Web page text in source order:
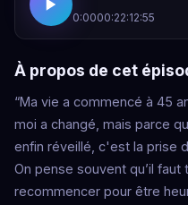
0:0000:22:12:55
À propos de cet
“Ma vie a commencé à 45
moi a changé, mais parce
enfin réveillé, c'est la prise
On pense souvent qu’il
recommencer pour être